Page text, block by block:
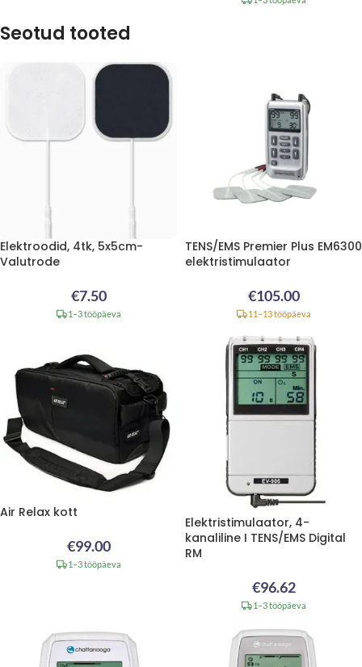
Seotud tooted
Elektroodid, 4tk, 5x5cm-
Valutrode
€7.50
1–3 tööpäeva
TENS/EMS Premier Plus EM6300
elektristimulaator
€105.00
11–13 tööpäeva
Air Relax kott
€99.00
1–3 tööpäeva
Elektristimulaator, 4-
kanaliline I TENS/EMS Digital
RM
€96.62
1–3 tööpäeva